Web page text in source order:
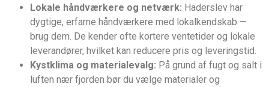
Lokale håndværkere og netværk: Haderslev har
dygtige, erfarne håndværkere med lokalkendskab —
brug dem. De kender ofte kortere ventetider og lokale
leverandører, hvilket kan reducere pris og leveringstid.
Kystklima og materialevalg: På grund af fugt og salt i
luften nær fjorden bør du vælge materialer og